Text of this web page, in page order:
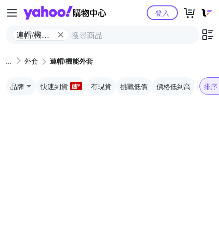
Yahoo購物中心
連帽/​機​能​
登入
外套 連帽/​機​能​外套
品牌 快速到貨 有現貨 挑戰低價 價格低到高 排序